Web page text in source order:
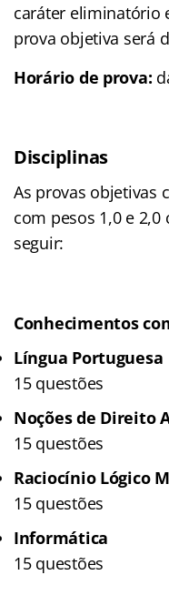
caráter eliminatório
prova objetiva será
Horário de prova:
Disciplinas
As provas objetivas
com pesos 1,0 e
seguir:
Conhecimentos
Língua Portuguesa
15 questões
Noções de Direito
15 questões
Raciocínio Lógico
15 questões
Informática
15 questões